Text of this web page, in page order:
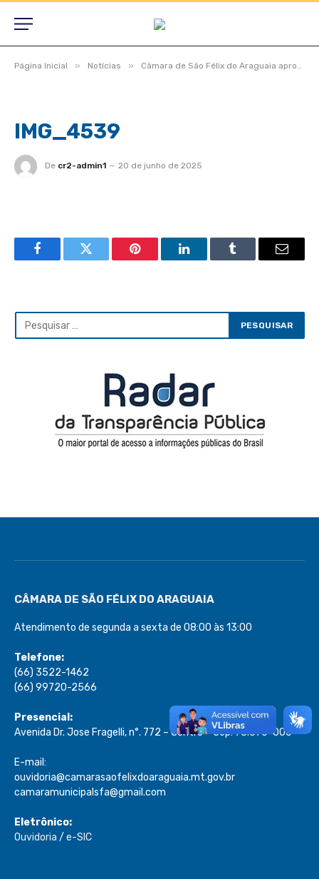
Página Inicial » Notícias » Câmara de São Félix do Araguaia aprova projetos estratégicos em dois turnos durante Sessão Ordinária e Extraordinária
IMG_4539
De cr2-admin1 20 de junho de 2025
FacebookTwitter Pinterest LinkedInTumblr Email
CÂMARA DE SÃO FÉLIX DO ARAGUAIA
Atendimento de segunda a sexta de 08:00 às 13:00
Telefone:
(66) 3522-1462
(66) 99720-2566
Presencial:
Avenida Dr. Jose Fragelli, n°. 772 – Centro – Cep: 78.670-000
E-mail:
ouvidoria@camarasaofelixdoaraguaia.mt.gov.br
camaramunicipalsfa@gmail.com
Eletrônico:
Ouvidoria / e-SIC